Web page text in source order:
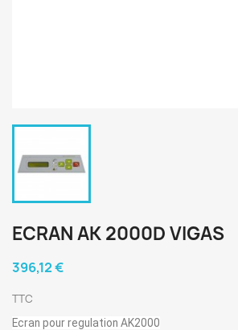
ECRAN AK 2000D VIGAS
396,12 €
TTC
Ecran pour regulation AK2000